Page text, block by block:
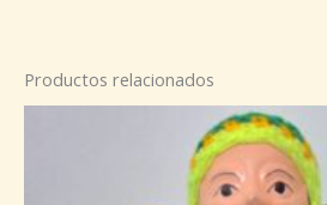
Productos relacionados